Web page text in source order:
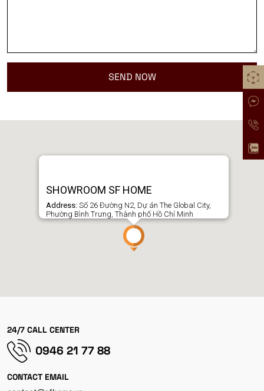
SHOWROOM SF HOME
Address: Số 26 Đường N2, Dự án The Global City,
Phường Bình Trưng, Thành phố Hồ Chí Minh
24/7 CALL CENTER
0946 21 77 88
CONTACT EMAIL